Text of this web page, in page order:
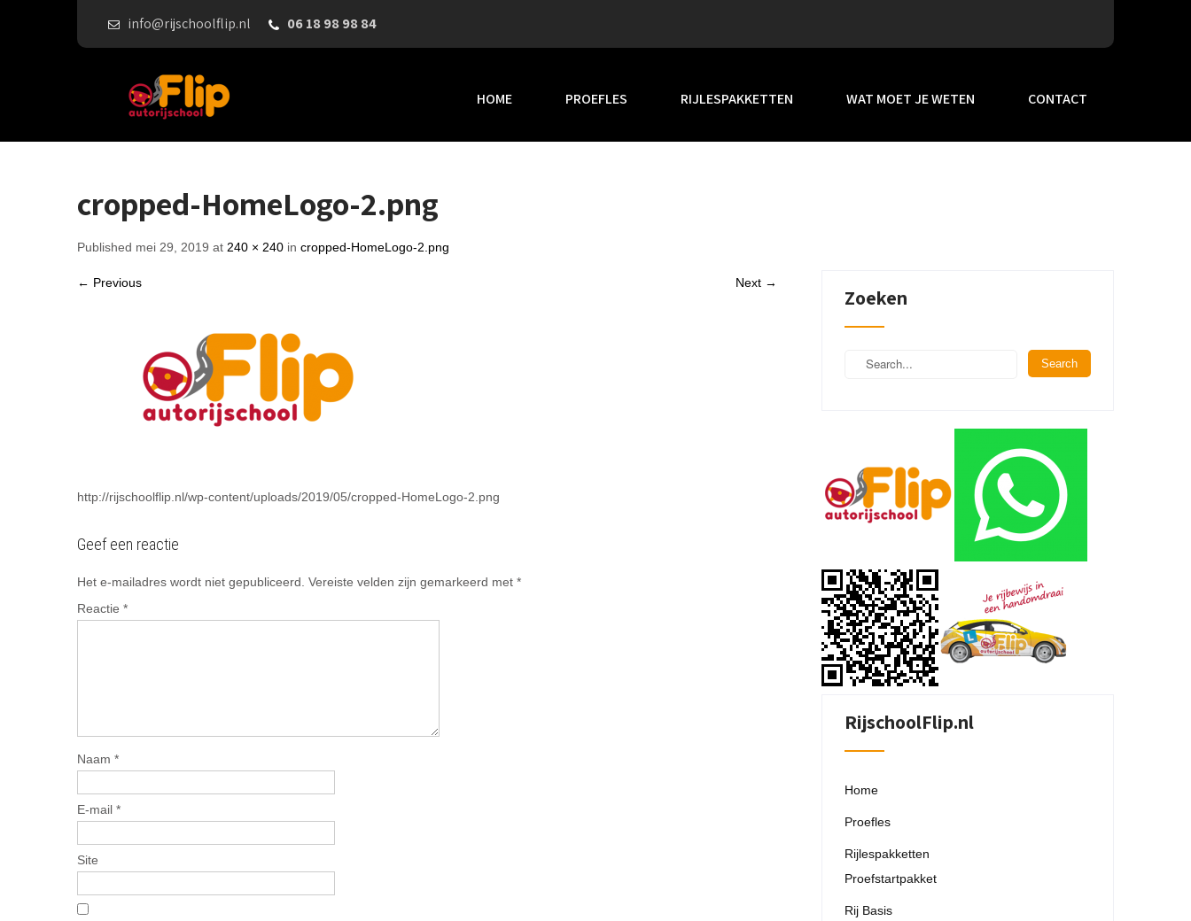
info@rijschoolflip.nl 06 18 98 98 84
HOME PROEFLES RIJLESPAKKETTEN WAT MOET JE WETEN CONTACT
cropped-HomeLogo-2.png
Published mei 29, 2019 at 240 × 240 in cropped-HomeLogo-2.png
← Previous Next →
http://rijschoolflip.nl/wp-content/uploads/2019/05/cropped-HomeLogo-2.png
Geef een reactie
Het e-mailadres wordt niet gepubliceerd. Vereiste velden zijn gemarkeerd met *
Reactie *
Naam *
E-mail *
Site
Zoeken
RijschoolFlip.nl
Home
Proefles
Rijlespakketten
Proefstartpakket
Rij Basis